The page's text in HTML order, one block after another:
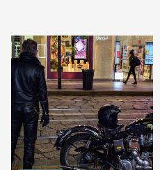
S:
“Cada
carretera,
un
mundo
nuevo”